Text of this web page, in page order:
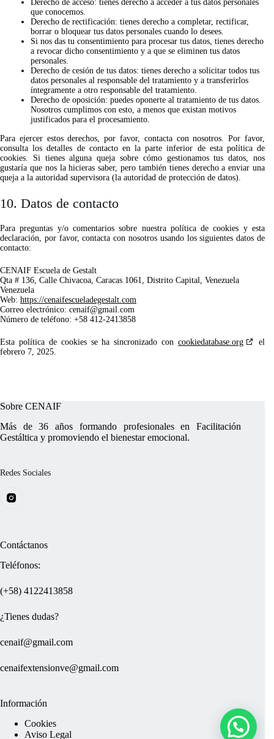
Derecho de acceso: tienes derecho a acceder a tus datos personales
que conocemos.
Derecho de rectificación: tienes derecho a completar, rectificar,
borrar o bloquear tus datos personales cuando lo desees.
Si nos das tu consentimiento para procesar tus datos, tienes derecho
a revocar dicho consentimiento y a que se eliminen tus datos
personales.
Derecho de cesión de tus datos: tienes derecho a solicitar todos tus
datos personales al responsable del tratamiento y a transferirlos
íntegramente a otro responsable del tratamiento.
Derecho de oposición: puedes oponerte al tratamiento de tus datos.
Nosotros cumplimos con esto, a menos que existan motivos
justificados para el procesamiento.
Para ejercer estos derechos, por favor, contacta con nosotros. Por favor,
consulta los detalles de contacto en la parte inferior de esta política de
cookies. Si tienes alguna queja sobre cómo gestionamos tus datos, nos
gustaría que nos la hicieras saber, pero también tienes derecho a enviar una
queja a la autoridad supervisora (la autoridad de protección de datos).
10. Datos de contacto
Para preguntas y/o comentarios sobre nuestra política de cookies y esta
declaración, por favor, contacta con nosotros usando los siguientes datos de
contacto:
CENAIF Escuela de Gestalt
Qta # 136, Calle Chivacoa, Caracas 1061, Distrito Capital, Venezuela
Venezuela
Web: https://cenaifescueladegestalt.com
Correo electrónico: cenaif@gmail.com
Número de teléfono: +58 412-2413858
Esta política de cookies se ha sincronizado concookiedatabase.org
el
febrero 7, 2025.
Sobre CENAIF
Más de 36 años formando profesionales en Facilitación
Gestáltica y promoviendo el bienestar emocional.
Redes Sociales
Contáctanos
Teléfonos:
(+58) 4122413858
¿Tienes dudas?
cenaif@gmail.com
cenaifextensionve@gmail.com
Información
Cookies
Aviso Legal